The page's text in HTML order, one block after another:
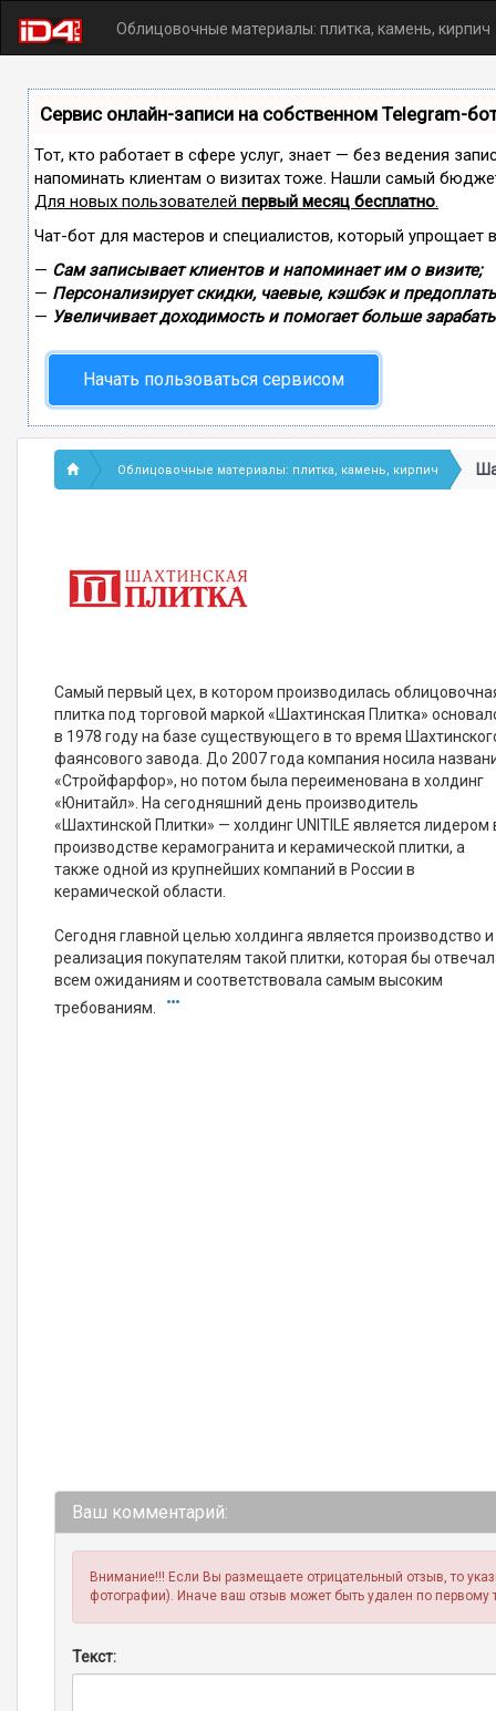
Облицовочные материалы: плитка, камень, кирпич
Сервис онлайн-записи на собственном Telegram-
Тот, кто работает в сфере услуг, знает — без ведения
напоминать клиентам о визитах тоже. Нашли самый
Для новых пользователей первый месяц бесплатно.
Чат-бот для мастеров и специалистов, который упрощает
— Сам записывает клиентов и напоминает им о визите;
— Персонализирует скидки, чаевые, кэшбэк и
— Увеличивает доходимость и помогает больше
Начать пользоваться сервисом
Облицовочные материалы: плитка, камень, кирпич
Самый первый цех, в котором производилась
плитка под торговой маркой «Шахтинская Плитка»
в 1978 году на базе существующего в то время
фаянсового завода. До 2007 года компания носила
«Стройфарфор», но потом была переименована в холдинг
«Юнитайл». На сегодняшний день производитель
«Шахтинской Плитки» — холдинг UNITILE является лидером
производстве керамогранита и керамической плитки, а
также одной из крупнейших компаний в России в
керамической области.
Сегодня главной целью холдинга является производство и
реализация покупателям такой плитки, которая бы
всем ожиданиям и соответствовала самым высоким
требованиям.
Ваш комментарий:
Внимание!!! Если Вы размещаете отрицательный отзыв, то
фотографии). Иначе ваш отзыв может быть удален по первому
Текст: